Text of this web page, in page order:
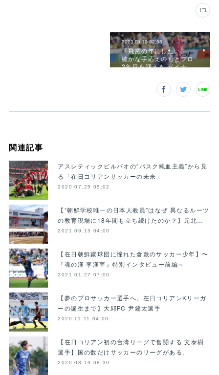
2023.03.10 02:58
「飛躍の年にしたい」。
確かな手応えのもとプロ
2年目を迎える ガイナ…
関連記事
アスレティックビルバオの“バスク純血主義”から見
る「在日コリアンサッカーの未来」
2020.07.25 05:02
【“朝鮮学校唯一の日本人教員”はなぜ 異なるルーツ
の教育現場に18年間も立ち続けたのか？】元北…
2021.09.15 04:00
【在日朝鮮蹴球団に憧れた倉敷のサッカー少年】〜
『魂の漢 李漢宰』特別インタビュー前編～
2021.01.27 07:00
【夢のプロサッカー選手へ。在日コリアンKリーガ
ーの誕生まで】大邱FC 尹鐘太選手
2020.11.11 04:00
【在日コリアン初の台湾リーグで奮闘する 文泰樹
選手】国の数だけサッカーのリーグがある。
2020.08.19 08:30